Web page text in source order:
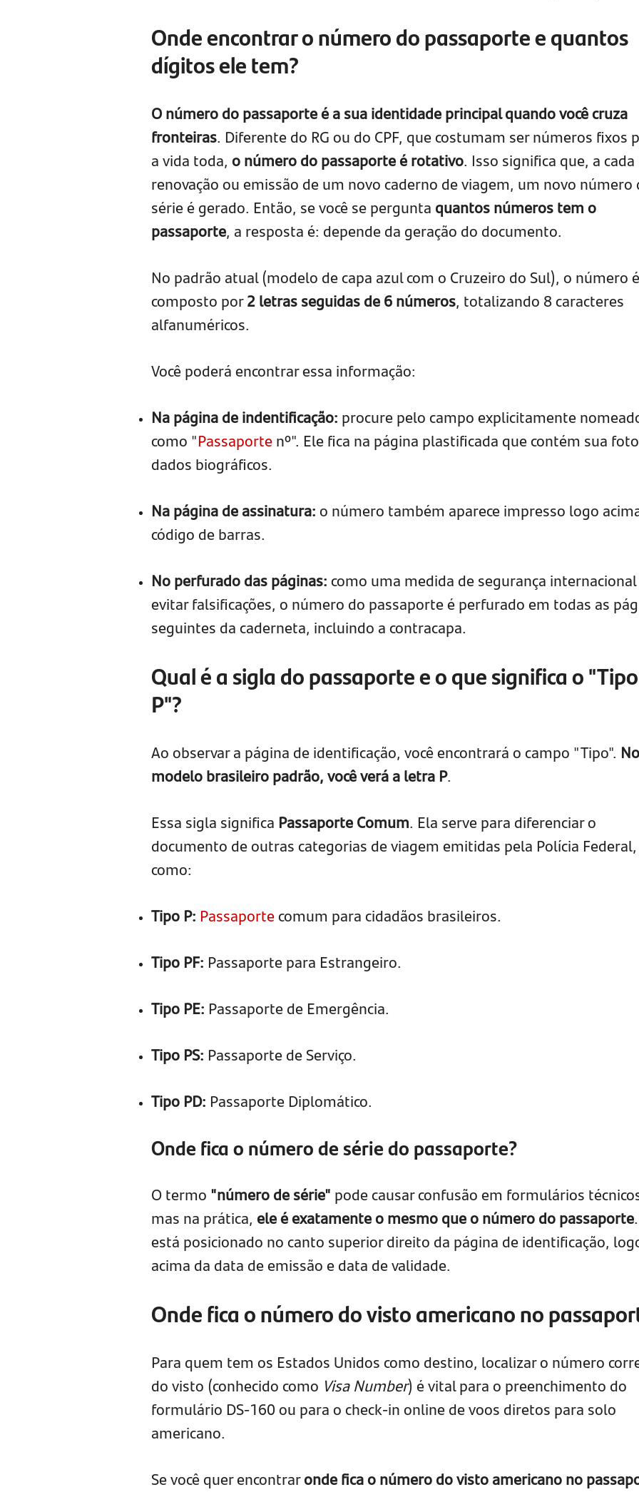
Onde encontrar o número do passaporte e quantos
dígitos ele tem?
O número do passaporte é a sua identidade principal quando você cruza
fronteiras. Diferente do RG ou do CPF, que costumam ser números fixos
a vida toda, o número do passaporte é rotativo. Isso significa que, a cada
renovação ou emissão de um novo caderno de viagem, um novo número
série é gerado. Então, se você se pergunta quantos números tem o
passaporte, a resposta é: depende da geração do documento.
No padrão atual (modelo de capa azul com o Cruzeiro do Sul), o número é
composto por2 letras seguidas de 6 números, totalizando 8 caracteres
alfanuméricos.
Você poderá encontrar essa informação:
Na página de indentificação: procure pelo campo explicitamente
como "Passaportenº". Ele fica na página plastificada que contém sua
dados biográficos.
Na página de assinatura:o número também aparece impresso logo
código de barras.
No perfurado das páginas:como uma medida de segurança
evitar falsificações, o número do passaporte é perfurado em todas as
seguintes da caderneta, incluindo a contracapa.
Qual é a sigla do passaporte e o que significa o "Tipo
P"?
Ao observar a página de identificação, você encontrará o campo "Tipo". No
modelo brasileiro padrão, você verá a letra P.
Essa sigla significa Passaporte Comum. Ela serve para diferenciar o
documento de outras categorias de viagem emitidas pela Polícia Federal,
como:
Tipo P: Passaportecomum para cidadãos brasileiros.
Tipo PF: Passaporte para Estrangeiro.
Tipo PE: Passaporte de Emergência.
Tipo PS: Passaporte de Serviço.
Tipo PD: Passaporte Diplomático.
Onde fica o número de série do passaporte?
O termo "número de série" pode causar confusão em formulários
mas na prática, ele é exatamente o mesmo que o número do passaporte
está posicionado no canto superior direito da página de identificação,
acima da data de emissão e data de validade.
Onde fica o número do visto americano no
Para quem tem os Estados Unidos como destino, localizar o número
do visto (conhecido como Visa Number) é vital para o preenchimento do
formulário DS-160 ou para o check-in online de voos diretos para solo
americano.
Se você quer encontraronde fica o número do visto americano no